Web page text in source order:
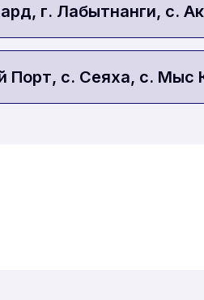
г. Лабытнанги, с.
Порт, с. Сеяха, с. Мыс